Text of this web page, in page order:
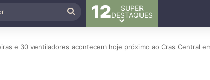
Procurar
por
12
SUPER
DESTAQUES
e 30 ventiladores acontecem hoje próximo ao Cras Central